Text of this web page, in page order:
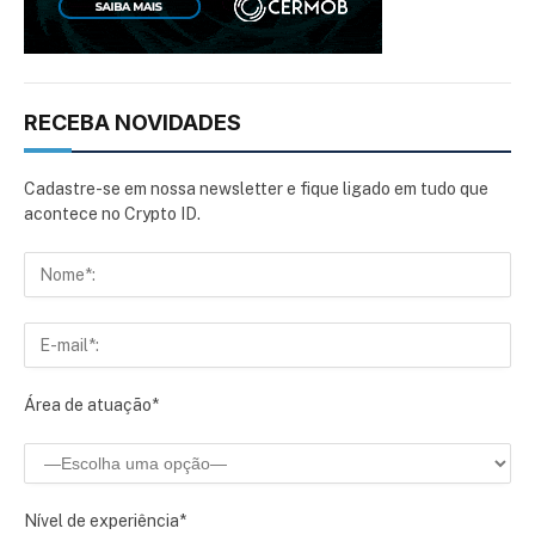
RECEBA NOVIDADES
Cadastre-se em nossa newsletter e fique ligado em tudo que
acontece no Crypto ID.
Área de atuação*
Nível de experiência*